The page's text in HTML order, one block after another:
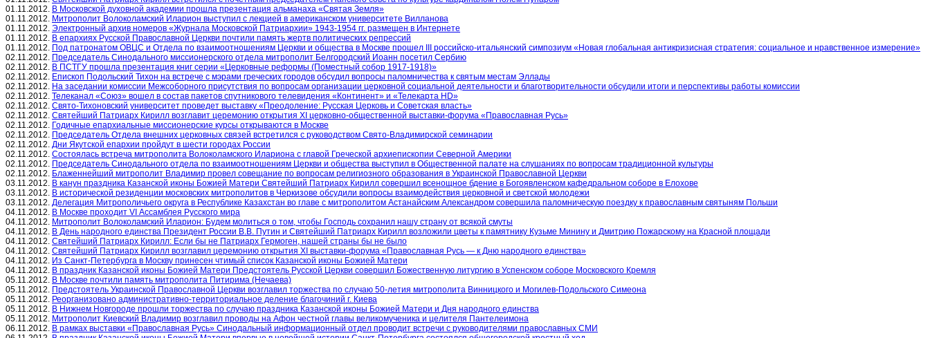
01.11.2012. В Московской духовной академии прошла презентация альманаха «Святая Земля»
01.11.2012. Митрополит Волоколамский Иларион выступил с лекцией в американском университете Вилланова
01.11.2012. Электронный архив номеров «Журнала Московской Патриархии» 1943-1954 гг. размещен в Интернете
01.11.2012. В епархиях Русской Православной Церкви почтили память жертв политических репрессий
01.11.2012. Под патронатом ОВЦС и Отдела по взаимоотношениям Церкви и общества в Москве прошел III российско-итальянский симпозиум «Новая глобальная антикризисная стратегия: социальное и нравственное измерение»
02.11.2012. Председатель Синодального миссионерского отдела митрополит Белгородский Иоанн посетил Сербию
02.11.2012. В ПСТГУ прошла презентация книг серии «Церковные реформы (Поместный собор 1917-1918)»
02.11.2012. Епископ Подольский Тихон на встрече с мэрами греческих городов обсудил вопросы паломничества к святым местам Эллады
02.11.2012. На заседании комиссии Межсоборного присутствия по вопросам организации церковной социальной деятельности и благотворительности обсудили итоги и перспективы работы комиссии
02.11.2012. Телеканал «Союз» вошел в состав пакетов спутникового телевидения «Континент» и «Телекарта HD»
02.11.2012. Свято-Тихоновский университет проведет выставку «Преодоление: Русская Церковь и Советская власть»
02.11.2012. Святейший Патриарх Кирилл возглавит церемонию открытия XI церковно-общественной выставки-форума «Православная Русь»
02.11.2012. Годичные епархиальные миссионерские курсы открываются в Москве
02.11.2012. Председатель Отдела внешних церковных связей встретился с руководством Свято-Владимирской семинарии
02.11.2012. Дни Якутской епархии пройдут в шести городах России
02.11.2012. Состоялась встреча митрополита Волоколамского Илариона с главой Греческой архиепископии Северной Америки
02.11.2012. Председатель Синодального отдела по взаимоотношениям Церкви и общества выступил в Общественной палате на слушаниях по вопросам традиционной культуры
02.11.2012. Блаженнейший митрополит Владимир провел совещание по вопросам религиозного образования в Украинской Православной Церкви
03.11.2012. В канун праздника Казанской иконы Божией Матери Святейший Патриарх Кирилл совершил всенощное бдение в Богоявленском кафедральном соборе в Елохове
03.11.2012. В исторической резиденции московских митрополитов в Черкизове обсудили вопросы взаимодействия церковной и светской молодежи
03.11.2012. Делегация Митрополичьего округа в Республике Казахстан во главе с митрополитом Астанайским Александром совершила паломническую поездку к православным святыням Польши
04.11.2012. В Москве проходит VI Ассамблея Русского мира
04.11.2012. Митрополит Волоколамский Иларион: Будем молиться о том, чтобы Господь сохранил нашу страну от всякой смуты
04.11.2012. В День народного единства Президент России В.В. Путин и Святейший Патриарх Кирилл возложили цветы к памятнику Кузьме Минину и Дмитрию Пожарскому на Красной площади
04.11.2012. Святейший Патриарх Кирилл: Если бы не Патриарх Гермоген, нашей страны бы не было
04.11.2012. Святейший Патриарх Кирилл возглавил церемонию открытия XI выставки-форума «Православная Русь — к Дню народного единства»
04.11.2012. Из Санкт-Петербурга в Москву принесен чтимый список Казанской иконы Божией Матери
04.11.2012. В праздник Казанской иконы Божией Матери Предстоятель Русской Церкви совершил Божественную литургию в Успенском соборе Московского Кремля
05.11.2012. В Москве почтили память митрополита Питирима (Нечаева)
05.11.2012. Предстоятель Украинской Православной Церкви возглавил торжества по случаю 50-летия митрополита Винницкого и Могилев-Подольского Симеона
05.11.2012. Реорганизовано административно-территориальное деление благочиний г. Киева
05.11.2012. В Нижнем Новгороде прошли торжества по случаю праздника Казанской иконы Божией Матери и Дня народного единства
05.11.2012. Митрополит Киевский Владимир возглавил проводы на Афон честной главы великомученика и целителя Пантелеимона
06.11.2012. В рамках выставки «Православная Русь» Синодальный информационный отдел проводит встречи с руководителями православных СМИ